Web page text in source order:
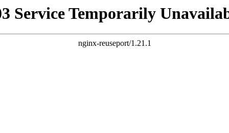
Service Temporarily
nginx-reuseport/1.21.1